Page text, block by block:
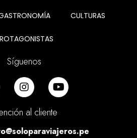
CULTURAS
Síguenos
al cliente